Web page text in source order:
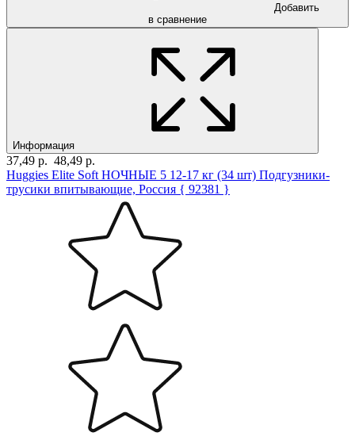
Добавить
в сравнение
Информация
37,49 р. 48,49 р.
Huggies Elitе Soft НОЧНЫЕ 5 12-17 кг (34 шт) Подгузники-
трусики впитывающие, Россия { 92381 }